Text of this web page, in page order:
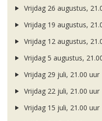
Vrijdag 26 augustus,
Vrijdag 19 augustus,
Vrijdag 12 augustus,
Vrijdag 5 augustus,
Vrijdag 29 juli, 21.00 uur
Vrijdag 22 juli, 21.00 uur
Vrijdag 15 juli, 21.00 uur